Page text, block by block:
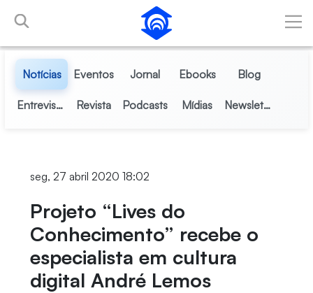
Pular para o Conteúdo principal
Notícias Eventos Jornal Ebooks Blog
Entrevistas Revista Podcasts Mídias Newsletter
seg, 27 abril 2020 18:02
Projeto “Lives do
Conhecimento” recebe o
especialista em cultura
digital André Lemos